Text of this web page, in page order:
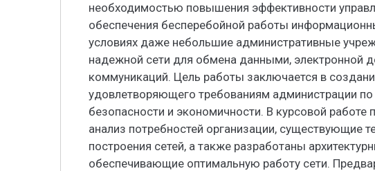
необходимостью повышения эффективности
обеспечения бесперебойной работы
условиях даже небольшие административные
надежной сети для обмена данными, электронной
коммуникаций. Цель работы заключается в
удовлетворяющего требованиям администрации по
безопасности и экономичности. В курсовой работе
анализ потребностей организации, существующие
построения сетей, а также разработаны
обеспечивающие оптимальную работу сети.